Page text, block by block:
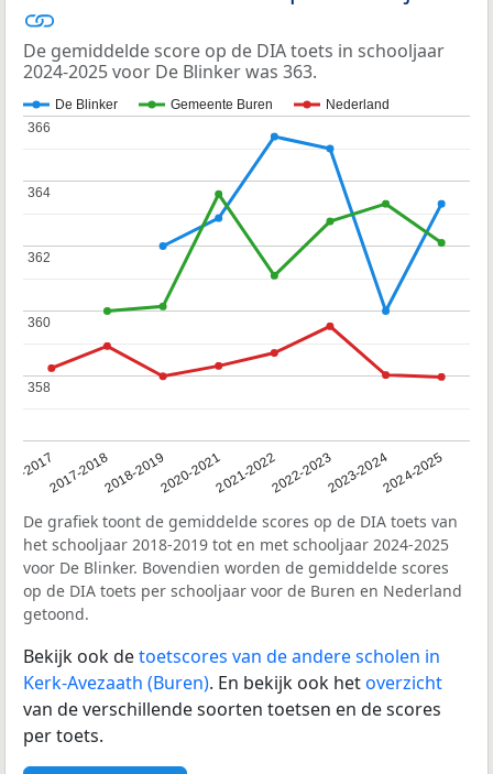
De gemiddelde score op de DIA toets in schooljaar
2024-2025 voor De Blinker was 363.
De Blinker Gemeente Buren Nederland
20172017-20182018-20192020-20212021-20222022-20232023-20242024-2025
358
358
360
360
362
362
364
364
366
366
De grafiek toont de gemiddelde scores op de DIA toets van
het schooljaar 2018-2019 tot en met schooljaar 2024-2025
voor De Blinker. Bovendien worden de gemiddelde scores
op de DIA toets per schooljaar voor de Buren en Nederland
getoond.
Bekijk ook detoetscores van de andere scholen in
Kerk-Avezaath (Buren). En bekijk ook hetoverzicht
van de verschillende soorten toetsen en de scores
per toets.